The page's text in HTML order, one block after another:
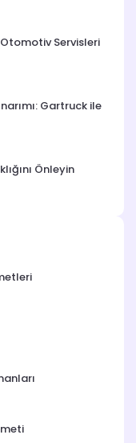
Otomotiv Servisleri
Gartruck ile
Önleyin